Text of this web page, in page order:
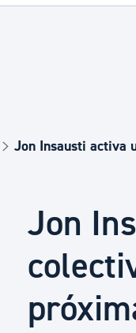
animales y consumo
Jon Insausti activa
Jon